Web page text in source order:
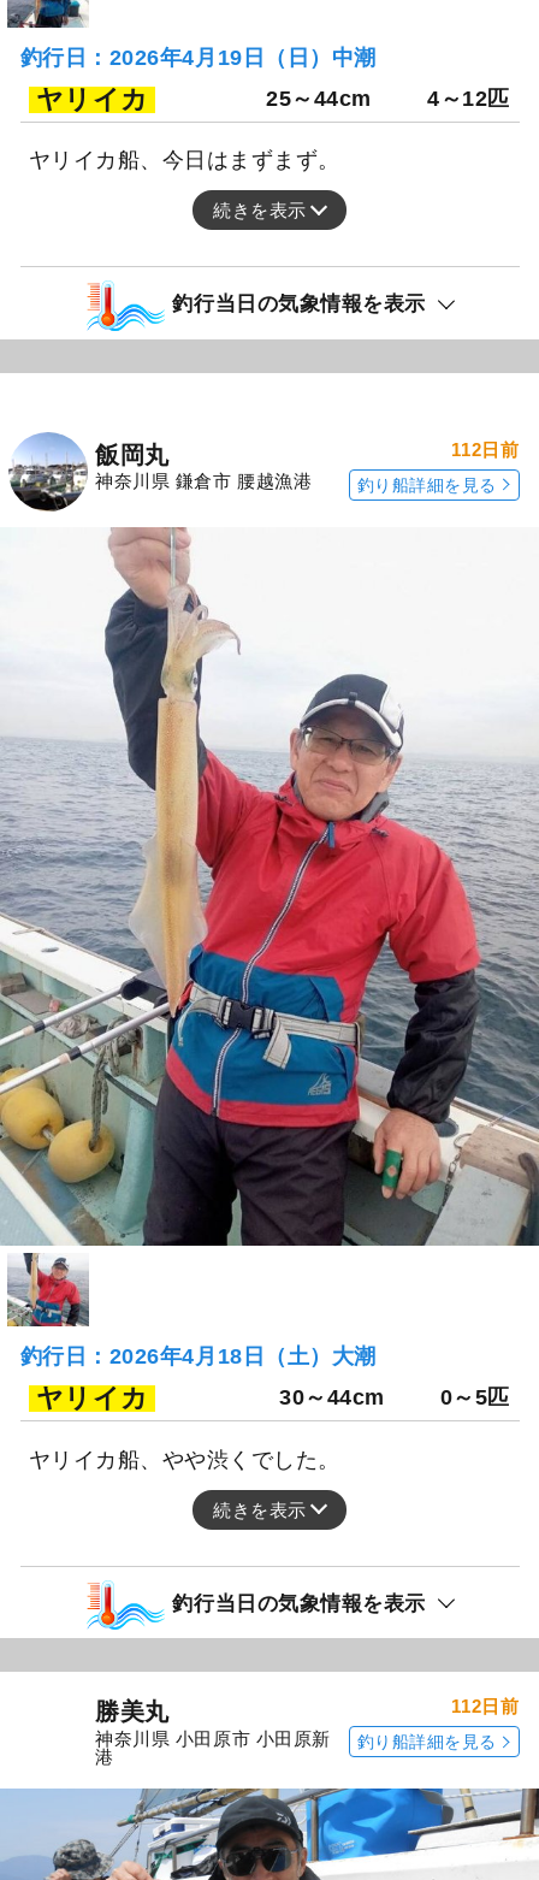
釣行日：2026年4月19日（日）中潮
ヤリイカ 25～44cm 4～12匹
ヤリイカ船、今日はまずまず。
続きを表示
釣行当日の気象情報を表示
飯岡丸
神奈川県 鎌倉市 腰越漁港
112日前
釣り船詳細を見る
釣行日：2026年4月18日（土）大潮
ヤリイカ 30～44cm 0～5匹
ヤリイカ船、やや渋くでした。
続きを表示
釣行当日の気象情報を表示
勝美丸
神奈川県 小田原市 小田原新
港
112日前
釣り船詳細を見る